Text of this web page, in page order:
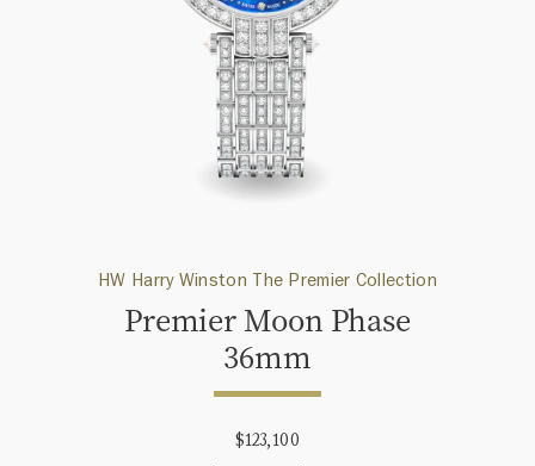
HW Harry Winston The Premier Collection
Premier Moon Phase
36mm
$123,100